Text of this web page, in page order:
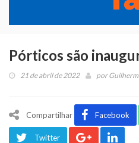
Pórticos são
21 de abril de 2022 por
Compartilhar Facebook
Twitter